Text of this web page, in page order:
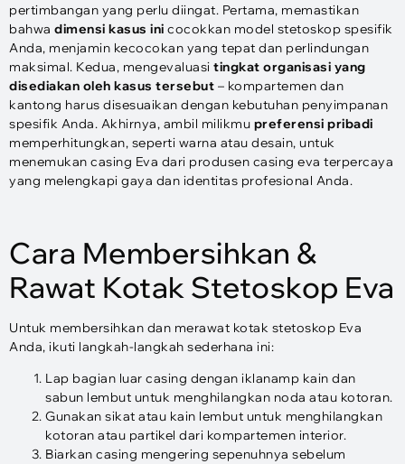
pertimbangan yang perlu diingat. Pertama, memastikan
bahwa dimensi kasus ini cocokkan model stetoskop spesifik
Anda, menjamin kecocokan yang tepat dan perlindungan
maksimal. Kedua, mengevaluasi tingkat organisasi yang
disediakan oleh kasus tersebut – kompartemen dan
kantong harus disesuaikan dengan kebutuhan penyimpanan
spesifik Anda. Akhirnya, ambil milikmu preferensi pribadi
memperhitungkan, seperti warna atau desain, untuk
menemukan casing Eva dari produsen casing eva terpercaya
yang melengkapi gaya dan identitas profesional Anda.
Cara Membersihkan &
Rawat Kotak Stetoskop Eva
Untuk membersihkan dan merawat kotak stetoskop Eva
Anda, ikuti langkah-langkah sederhana ini:
Lap bagian luar casing dengan iklanamp kain dan
sabun lembut untuk menghilangkan noda atau kotoran.
Gunakan sikat atau kain lembut untuk menghilangkan
kotoran atau partikel dari kompartemen interior.
Biarkan casing mengering sepenuhnya sebelum